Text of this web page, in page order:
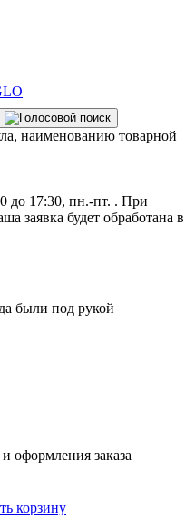
наименованию товарной
до 17:30, пн.-пт. . При
заявка будет обработана в
были под рукой
оформления заказа
корзину